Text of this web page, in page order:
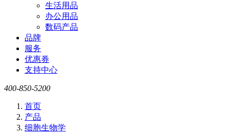
生活用品
办公用品
数码产品
品牌
服务
优惠券
支持中心
400-850-5200
首页
产品
细胞生物学